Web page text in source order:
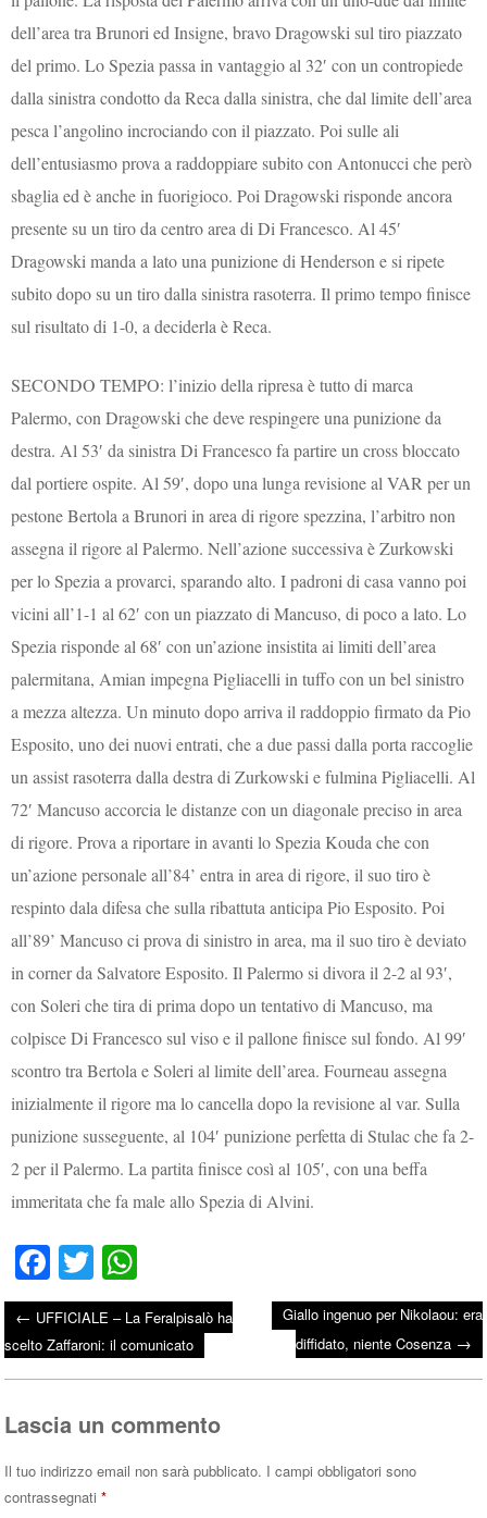
dell’area tra Brunori ed Insigne, bravo Dragowski sul tiro piazzato
del primo. Lo Spezia passa in vantaggio al 32′ con un contropiede
dalla sinistra condotto da Reca dalla sinistra, che dal limite dell’area
pesca l’angolino incrociando con il piazzato. Poi sulle ali
dell’entusiasmo prova a raddoppiare subito con Antonucci che però
sbaglia ed è anche in fuorigioco. Poi Dragowski risponde ancora
presente su un tiro da centro area di Di Francesco. Al 45′
Dragowski manda a lato una punizione di Henderson e si ripete
subito dopo su un tiro dalla sinistra rasoterra. Il primo tempo finisce
sul risultato di 1-0, a deciderla è Reca.
SECONDO TEMPO: l’inizio della ripresa è tutto di marca
Palermo, con Dragowski che deve respingere una punizione da
destra. Al 53′ da sinistra Di Francesco fa partire un cross bloccato
dal portiere ospite. Al 59′, dopo una lunga revisione al VAR per un
pestone Bertola a Brunori in area di rigore spezzina, l’arbitro non
assegna il rigore al Palermo. Nell’azione successiva è Zurkowski
per lo Spezia a provarci, sparando alto. I padroni di casa vanno poi
vicini all’1-1 al 62′ con un piazzato di Mancuso, di poco a lato. Lo
Spezia risponde al 68′ con un’azione insistita ai limiti dell’area
palermitana, Amian impegna Pigliacelli in tuffo con un bel sinistro
a mezza altezza. Un minuto dopo arriva il raddoppio firmato da Pio
Esposito, uno dei nuovi entrati, che a due passi dalla porta raccoglie
un assist rasoterra dalla destra di Zurkowski e fulmina Pigliacelli. Al
72′ Mancuso accorcia le distanze con un diagonale preciso in area
di rigore. Prova a riportare in avanti lo Spezia Kouda che con
un’azione personale all’84’ entra in area di rigore, il suo tiro è
respinto dala difesa che sulla ribattuta anticipa Pio Esposito. Poi
all’89’ Mancuso ci prova di sinistro in area, ma il suo tiro è deviato
in corner da Salvatore Esposito. Il Palermo si divora il 2-2 al 93′,
con Soleri che tira di prima dopo un tentativo di Mancuso, ma
colpisce Di Francesco sul viso e il pallone finisce sul fondo. Al 99′
scontro tra Bertola e Soleri al limite dell’area. Fourneau assegna
inizialmente il rigore ma lo cancella dopo la revisione al var. Sulla
punizione susseguente, al 104′ punizione perfetta di Stulac che fa 2-
2 per il Palermo. La partita finisce così al 105′, con una beffa
immeritata che fa male allo Spezia di Alvini.
Fa
ce
bo
ok
T
wi
tte
r
ha
ts
A
Post navigation
← UFFICIALE – La Feralpisalò ha
scelto Zaffaroni: il comunicato
Giallo ingenuo per Nikolaou: era
diffidato, niente Cosenza →
Lascia un commento
Il tuo indirizzo email non sarà pubblicato. I campi obbligatori sono
contrassegnati*